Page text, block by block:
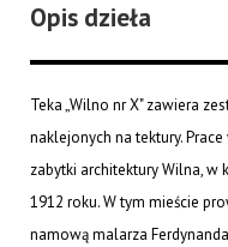
Opis dzieła
Teka „Wilno nr X" zawiera
naklejonych na tektury.
zabytki architektury Wilna, w
1912 roku. W tym mieście
namową malarza